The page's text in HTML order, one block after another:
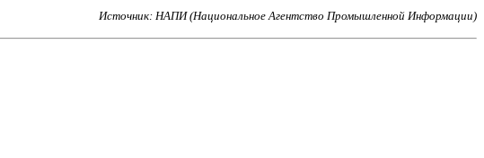
Источник: НАПИ (Национальное Агентство Промышленной Информации)